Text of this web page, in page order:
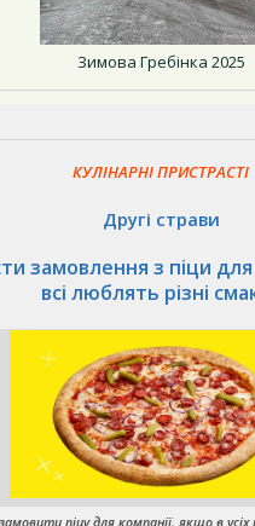
Зимова Гребінка 2025
КУЛІНАРНІ ПРИСТРАСТІ
Другі страви
замовлення з піци
всі люблять різні
піцу для компанії, якщо в усіх